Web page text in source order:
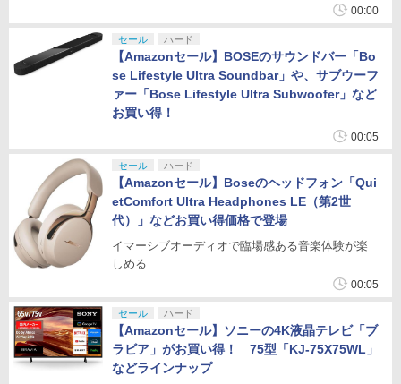
00:00
セール ハード
【Amazonセール】BOSEのサウンドバー「Bo
se Lifestyle Ultra Soundbar」や、サブウーフ
ァー「Bose Lifestyle Ultra Subwoofer」など
お買い得！
00:05
セール ハード
【Amazonセール】Boseのヘッドフォン「Qui
etComfort Ultra Headphones LE（第2世
代）」などお買い得価格で登場
イマーシブオーディオで臨場感ある音楽体験が楽
しめる
00:05
セール ハード
【Amazonセール】ソニーの4K液晶テレビ「ブ
ラビア」がお買い得！ 75型「KJ-75X75WL」
などラインナップ